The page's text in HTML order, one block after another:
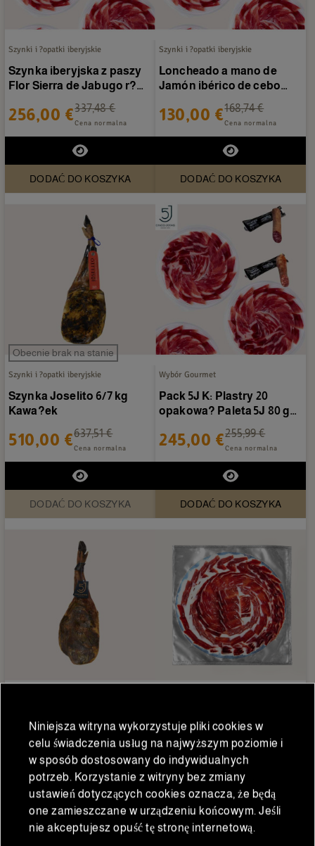
Szynki i ?opatki iberyjskie
Szynka iberyjska z paszy
Flor Sierra de Jabugo r?
256,00 €337,48 €
Cena normalna
DODAĆ DO KOSZYKA
Szynki i ?opatki iberyjskie
Loncheado a mano de
Jamón ibérico de cebo
130,00 €168,74 €
Cena normalna
DODAĆ DO KOSZYKA
Obecnie brak na stanie
Szynki i ?opatki iberyjskie
Szynka Joselito 6/7 kg
Kawa?ek
510,00 €637,51 €
Cena normalna
DODAĆ DO KOSZYKA
Wybór Gourmet
Pack 5J K: Plastry 20
opakowa? Paleta 5J 80 g
245,00 €255,99 €
Cena normalna
DODAĆ DO KOSZYKA
Paleta de Bellota 5J 100%
Ibérica 5 Jotas 5,5-6
kg/sztuka
225,00 €281,25 €
Cena normalna
DODAĆ DO KOSZYKA
Loncheado jamón ibérico
de bellota 50% Flor Sierra
80 gr
11,00 €13,75 €
Cena normalna
DODAĆ DO KOSZYKA
Niniejsza witryna wykorzystuje pliki cookies w
celu świadczenia usług na najwyższym poziomie i
w sposób dostosowany do indywidualnych
potrzeb. Korzystanie z witryny bez zmiany
ustawień dotyczących cookies oznacza, że będą
one zamieszczane w urządzeniu końcowym. Jeśli
nie akceptujesz opuść tę stronę internetową.